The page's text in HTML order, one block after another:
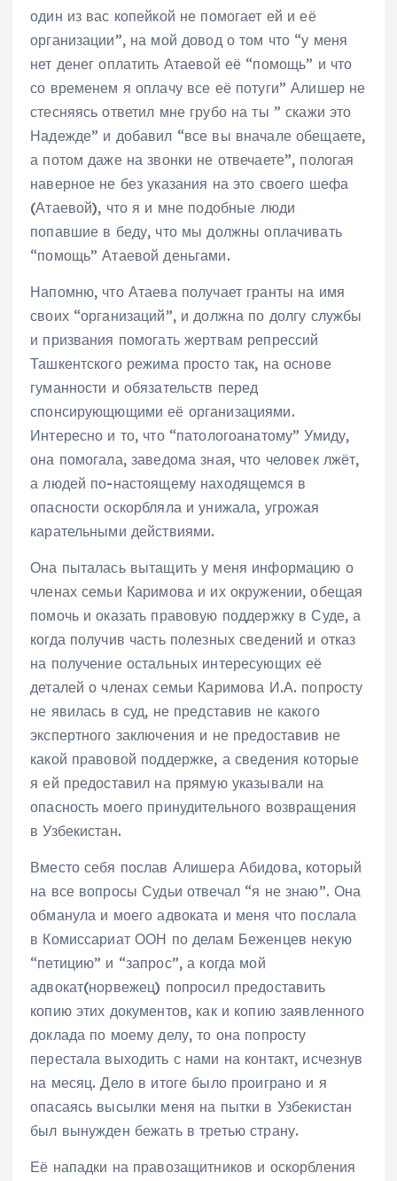
один из вас копейкой не помогает ей и её
организации”, на мой довод о том что “у меня
нет денег оплатить Атаевой её “помощь” и что
со временем я оплачу все её потуги” Алишер не
стесняясь ответил мне грубо на ты ” скажи это
Надежде” и добавил “все вы вначале обещаете,
а потом даже на звонки не отвечаете”, пологая
наверное не без указания на это своего шефа
(Атаевой), что я и мне подобные люди
попавшие в беду, что мы должны оплачивать
“помощь” Атаевой деньгами.
Напомню, что Атаева получает гранты на имя
своих “организаций”, и должна по долгу службы
и призвания помогать жертвам репрессий
Ташкентского режима просто так, на основе
гуманности и обязательств перед
спонсирующющими её организациями.
Интересно и то, что “патологоанатому” Умиду,
она помогала, заведома зная, что человек лжёт,
а людей по-настоящему находящемся в
опасности оскорбляла и унижала, угрожая
карательными действиями.
Она пыталась вытащить у меня информацию о
членах семьи Каримова и их окружении, обещая
помочь и оказать правовую поддержку в Суде, а
когда получив часть полезных сведений и отказ
на получение остальных интересующих её
деталей о членах семьи Каримова И.А. попросту
не явилась в суд, не представив не какого
экспертного заключения и не предоставив не
какой правовой поддержке, а сведения которые
я ей предоставил на прямую указывали на
опасность моего принудительного возвращения
в Узбекистан.
Вместо себя послав Алишера Абидова, который
на все вопросы Судьи отвечал “я не знаю”. Она
обманула и моего адвоката и меня что послала
в Комиссариат ООН по делам Беженцев некую
“петицию” и “запрос”, а когда мой
адвокат(норвежец) попросил предоставить
копию этих документов, как и копию заявленного
доклада по моему делу, то она попросту
перестала выходить с нами на контакт, исчезнув
на месяц. Дело в итоге было проиграно и я
опасаясь высылки меня на пытки в Узбекистан
был вынужден бежать в третью страну.
Её нападки на правозащитников и оскорбления